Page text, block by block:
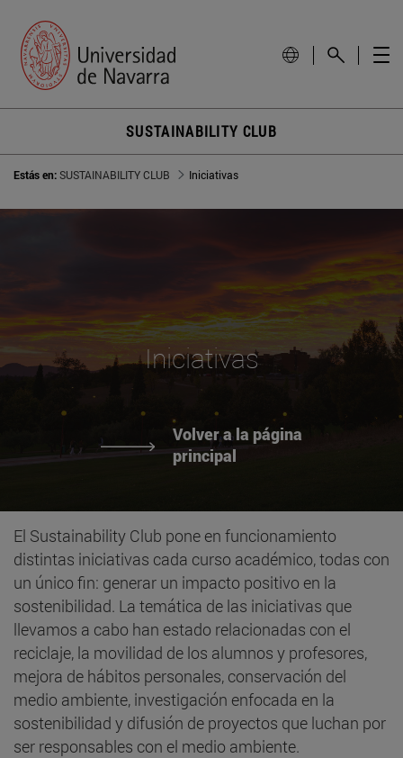
SUSTAINABILITY CLUB
Estás en:SUSTAINABILITY CLUB Iniciativas
Iniciativas
Volver a la página
principal
El Sustainability Club pone en funcionamiento
distintas iniciativas cada curso académico, todas con
un único fin: generar un impacto positivo en la
sostenibilidad. La temática de las iniciativas que
llevamos a cabo han estado relacionadas con el
reciclaje, la movilidad de los alumnos y profesores,
mejora de hábitos personales, conservación del
medio ambiente, investigación enfocada en la
sostenibilidad y difusión de proyectos que luchan por
ser responsables con el medio ambiente.